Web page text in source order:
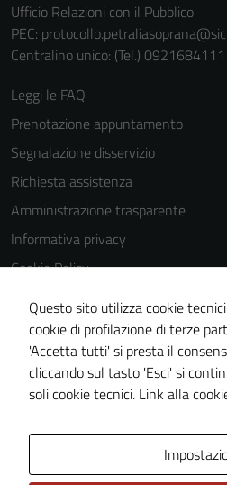
Ufficio Relazioni con il Pubblico
PEC:
Centralino unico: (Tel.)
Leggi le FAQ
Prenotazione appuntamento
Segnalazione disservizio
Richiesta assistenza
Amministrazione trasparente
Informativa privacy
Cookie Policy
Note legali
Dichiarazione di accessibilità
Obiettivi di accessiblità
Piano di miglioramento del sito
Questo sito utilizza cookie
cookie di profilazione di terze
'Accetta tutti' si presta il
cliccando sul tasto 'Esci' si
soli cookie tecnici. Link alla